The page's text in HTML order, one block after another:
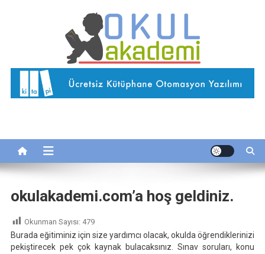
Okul Akademi
İnternetteki Okulunuz…
okulakademi.com’a hoş geldiniz.
Okunman Sayısı: 479
Burada eğitiminiz için size yardımcı olacak, okulda öğrendiklerinizi
pekiştirecek pek çok kaynak bulacaksınız. Sınav soruları, konu